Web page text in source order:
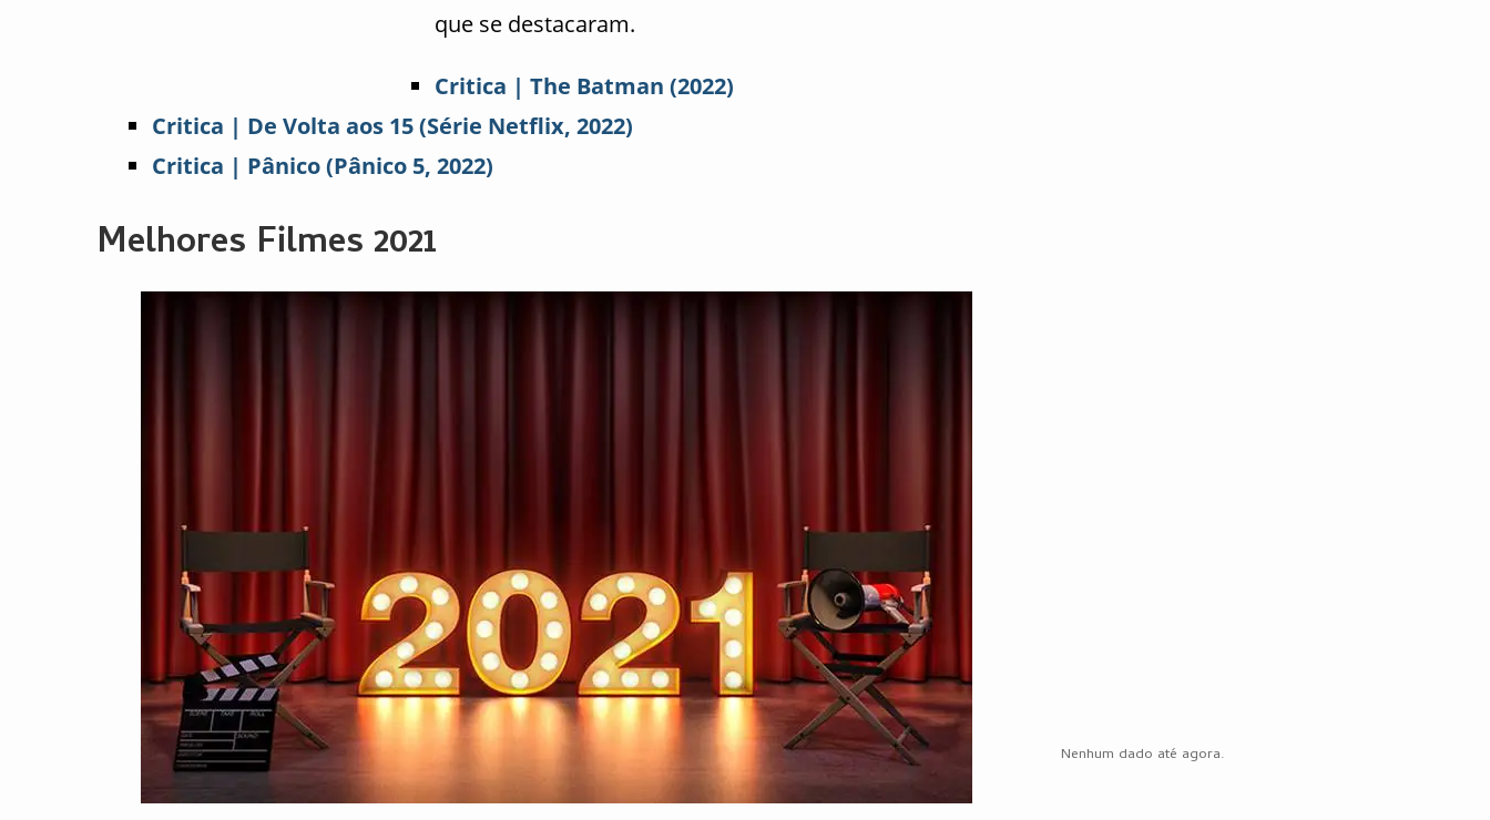
que se destacaram.
Critica | The Batman (2022)
Critica | De Volta aos 15 (Série Netflix, 2022)
Critica | Pânico (Pânico 5, 2022)
Melhores Filmes 2021
Nenhum dado até agora.